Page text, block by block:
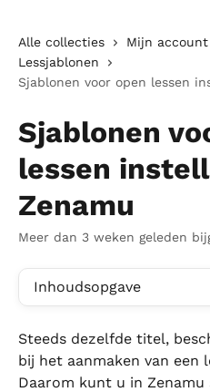
Alle collecties
Mijn
Lessjablonen
Sjablonen voor open lessen
Sjablonen
lessen
Zenamu
Meer dan 3 weken geleden
Inhoudsopgave
Steeds dezelfde titel,
bij het aanmaken van een
Daarom kunt u in